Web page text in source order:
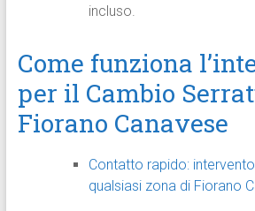
incluso.
Come funziona
per il Cambio
Fiorano Canavese
Contatto rapido:
qualsiasi zona di Fiorano